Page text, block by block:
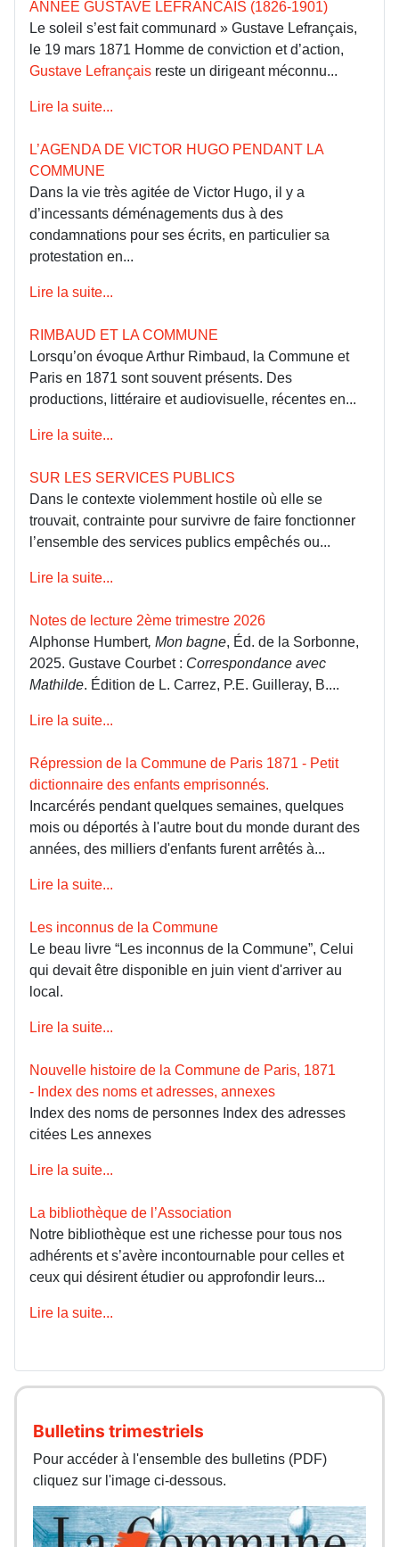
ANNÉE GUSTAVE LEFRANCAIS (1826-1901)
Le soleil s’est fait communard » Gustave Lefrançais,
le 19 mars 1871 Homme de conviction et d’action,
Gustave Lefrançais reste un dirigeant méconnu...
Lire la suite...
L’AGENDA DE VICTOR HUGO PENDANT LA
COMMUNE
Dans la vie très agitée de Victor Hugo, il y a
d’incessants déménagements dus à des
condamnations pour ses écrits, en particulier sa
protestation en...
Lire la suite...
RIMBAUD ET LA COMMUNE
Lorsqu’on évoque Arthur Rimbaud, la Commune et
Paris en 1871 sont souvent présents. Des
productions, littéraire et audiovisuelle, récentes en...
Lire la suite...
SUR LES SERVICES PUBLICS
Dans le contexte violemment hostile où elle se
trouvait, contrainte pour survivre de faire fonctionner
l’ensemble des services publics empêchés ou...
Lire la suite...
Notes de lecture 2ème trimestre 2026
Alphonse Humbert, Mon bagne, Éd. de la Sorbonne,
2025. Gustave Courbet : Correspondance avec
Mathilde. Édition de L. Carrez, P.E. Guilleray, B....
Lire la suite...
Répression de la Commune de Paris 1871 - Petit
dictionnaire des enfants emprisonnés.
Incarcérés pendant quelques semaines, quelques
mois ou déportés à l'autre bout du monde durant des
années, des milliers d'enfants furent arrêtés à...
Lire la suite...
Les inconnus de la Commune
Le beau livre “Les inconnus de la Commune”, Celui
qui devait être disponible en juin vient d'arriver au
local.
Lire la suite...
Nouvelle histoire de la Commune de Paris, 1871
- Index des noms et adresses, annexes
Index des noms de personnes Index des adresses
citées Les annexes
Lire la suite...
La bibliothèque de l’Association
Notre bibliothèque est une richesse pour tous nos
adhérents et s’avère incontournable pour celles et
ceux qui désirent étudier ou approfondir leurs...
Lire la suite...
Bulletins trimestriels
Pour accéder à l'ensemble des bulletins (PDF)
cliquez sur l'image ci-dessous.